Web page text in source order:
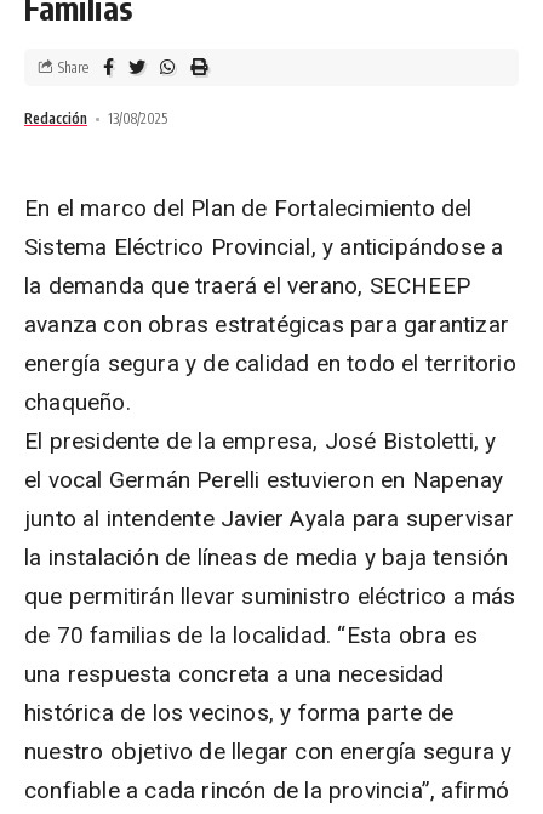
Redacción 13/08/2025
Share
En el marco del Plan de Fortalecimiento del
Sistema Eléctrico Provincial, y anticipándose a
la demanda que traerá el verano, SECHEEP
avanza con obras estratégicas para garantizar
energía segura y de calidad en todo el territorio
chaqueño.
El presidente de la empresa, José Bistoletti, y
el vocal Germán Perelli estuvieron en Napenay
junto al intendente Javier Ayala para supervisar
la instalación de líneas de media y baja tensión
que permitirán llevar suministro eléctrico a más
de 70 familias de la localidad. “Esta obra es
una respuesta concreta a una necesidad
histórica de los vecinos, y forma parte de
nuestro objetivo de llegar con energía segura y
confiable a cada rincón de la provincia”, afirmó